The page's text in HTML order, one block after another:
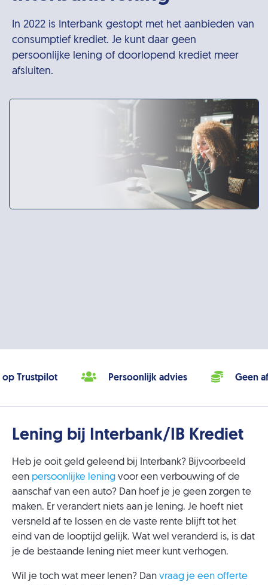
In 2022 is Interbank gestopt met het aanbieden van
consumptief krediet. Je kunt daar geen
persoonlijke lening of doorlopend krediet meer
afsluiten.
op Trustpilot Persoonlijk advies Geen
Lening bij Interbank/IB Krediet
Heb je ooit geld geleend bij Interbank? Bijvoorbeeld
een persoonlijke lening voor een verbouwing of de
aanschaf van een auto? Dan hoef je je geen zorgen te
maken. Er verandert niets aan je lening. Je hoeft niet
versneld af te lossen en de vaste rente blijft tot het
eind van de looptijd gelijk. Wat wel veranderd is, is dat
je de bestaande lening niet meer kunt verhogen.
Wil je toch wat meer lenen? Dan vraag je een offerte